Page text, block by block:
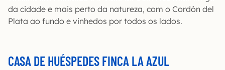
da cidade e mais perto da natureza, com o Cordón del
Plata ao fundo e vinhedos por todos os lados.
CASA DE HUÉSPEDES FINCA LA AZUL